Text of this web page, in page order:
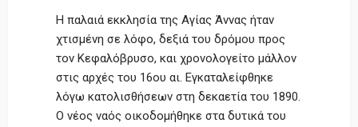
Η παλαιά εκκλησία της Αγίας Άννας ήταν
χτισμένη σε λόφο, δεξιά του δρόμου προς
τον Κεφαλόβρυσο, και χρονολογείτο μάλλον
στις αρχές του 16ου αι. Εγκαταλείφθηκε
λόγω κατολισθήσεων στη δεκαετία του 1890.
Ο νέος ναός οικοδομήθηκε στα δυτικά του